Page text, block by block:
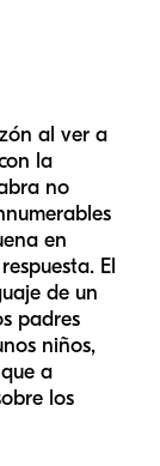
al ver a
la
no
en
El
de un
padres
niños,
a
los